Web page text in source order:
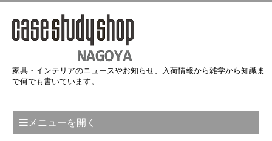
家具・インテリアのニュースやお知らせ、入荷情報から雑学から知識ま
で何でも書いています。
メニューを開く